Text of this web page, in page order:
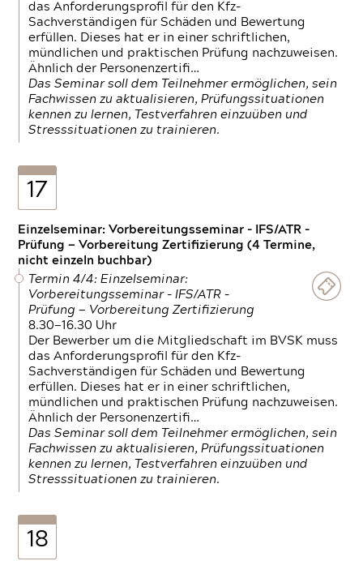
das Anforderungsprofil für den Kfz-
Sachverständigen für Schäden und Bewertung
erfüllen. Dieses hat er in einer schriftlichen,
mündlichen und praktischen Prüfung nachzuweisen.
Ähnlich der Personenzertifi…
Das Seminar soll dem Teilnehmer ermöglichen, sein
Fachwissen zu aktualisieren, Prüfungssituationen
kennen zu lernen, Testverfahren einzuüben und
Stresssituationen zu trainieren.
17
Einzelseminar: Vorbereitungsseminar - IFS/ATR -
Prüfung — Vorbereitung Zertifizierung (4 Termine,
nicht einzeln buchbar)
Termin 4/4: Einzelseminar:
Vorbereitungsseminar - IFS/ATR -
Prüfung — Vorbereitung Zertifizierung
8.30—16.30 Uhr
Der Bewerber um die Mitgliedschaft im BVSK muss
das Anforderungsprofil für den Kfz-
Sachverständigen für Schäden und Bewertung
erfüllen. Dieses hat er in einer schriftlichen,
mündlichen und praktischen Prüfung nachzuweisen.
Ähnlich der Personenzertifi…
Das Seminar soll dem Teilnehmer ermöglichen, sein
Fachwissen zu aktualisieren, Prüfungssituationen
kennen zu lernen, Testverfahren einzuüben und
Stresssituationen zu trainieren.
18